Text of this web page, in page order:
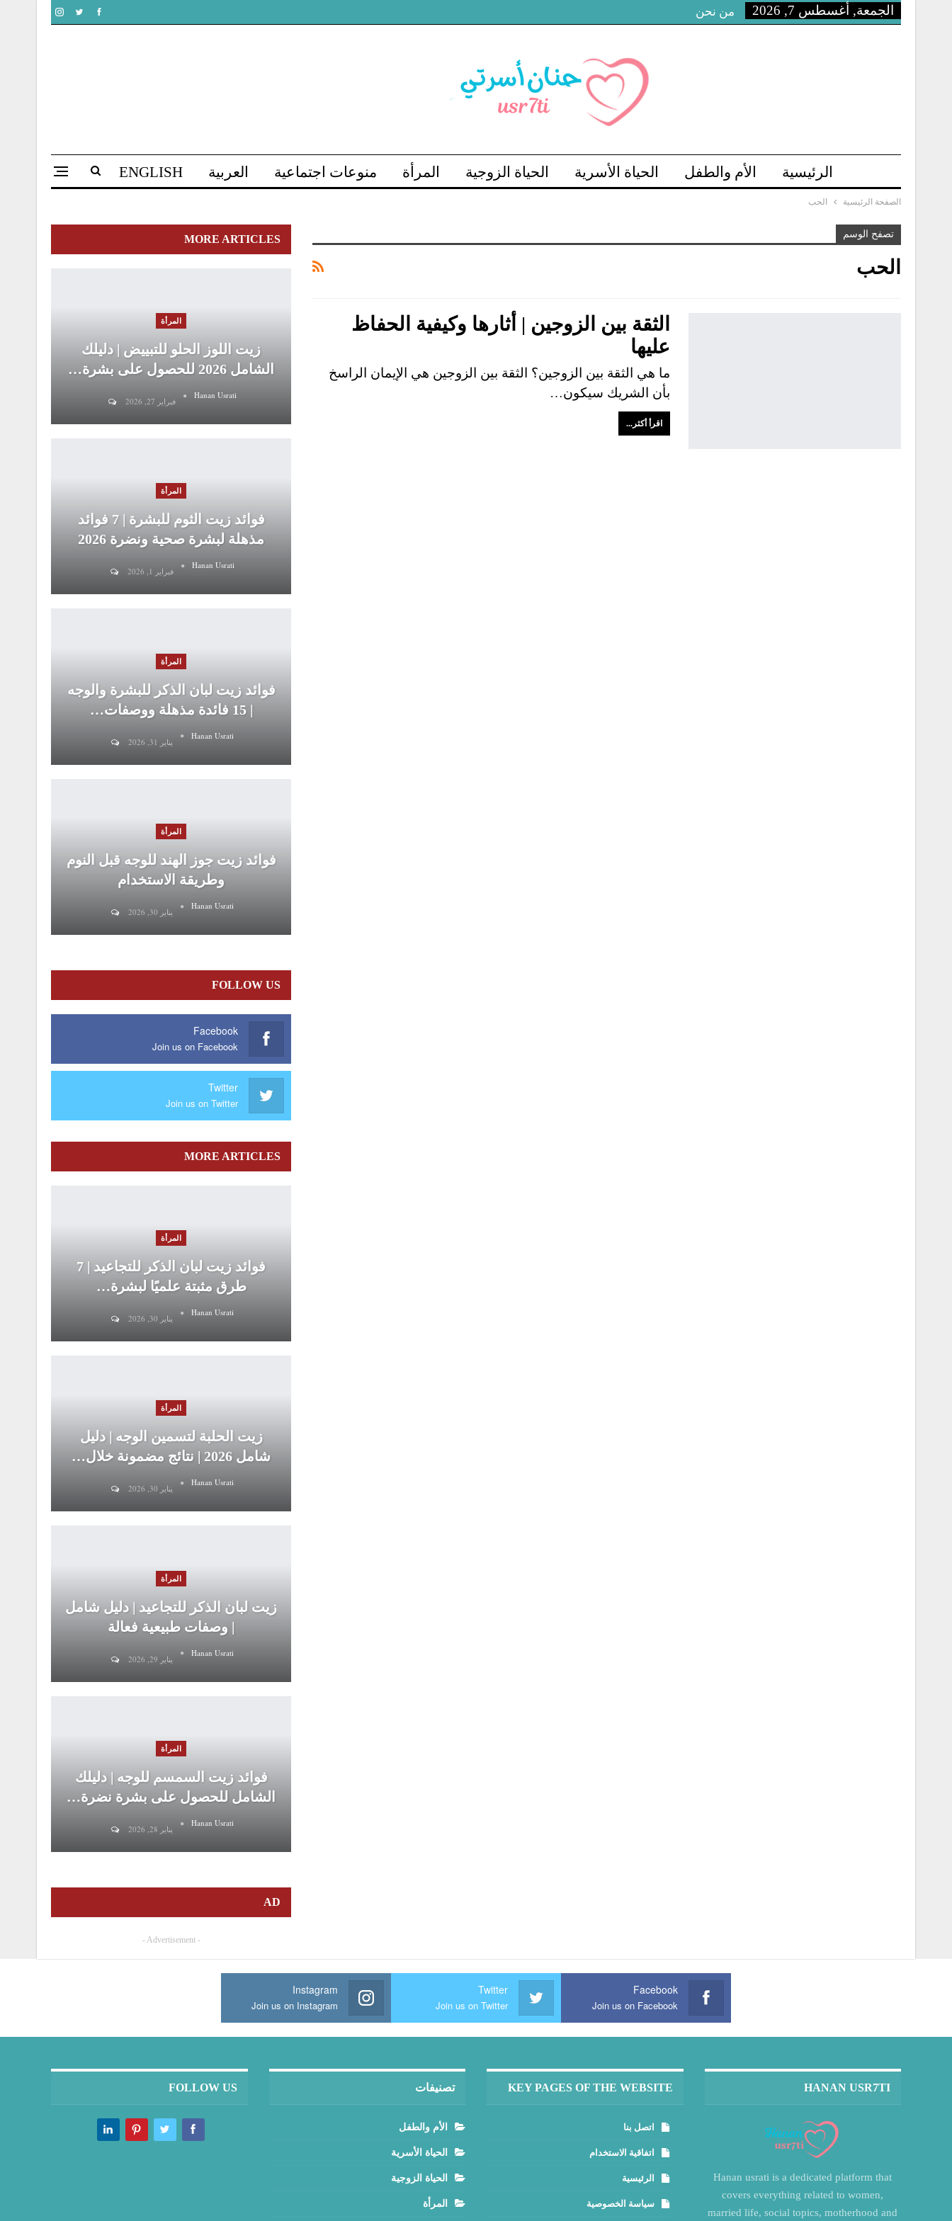
الجمعة, أغسطس 7, 2026 من نحن
الرئيسية الأم والطفل الحياة الأسرية الحياة الزوجية المرأة منوعات اجتماعية العربية ENGLISH
الصفحة الرئيسية الحب
تصفح الوسم
الحب
الثقة بين الزوجين | أثارها وكيفية الحفاظ
عليها
ما هي الثقة بين الزوجين؟ الثقة بين الزوجين هي الإيمان الراسخ
بأن الشريك سيكون…
اقرأ أكثر...
MORE ARTICLES
المرأة
زيت اللوز الحلو للتبييض | دليلك
الشامل 2026 للحصول على بشرة…
Hanan Usrati
فبراير 27, 2026
المرأة
فوائد زيت الثوم للبشرة | 7 فوائد
مذهلة لبشرة صحية ونضرة 2026
Hanan Usrati
فبراير 1, 2026
المرأة
فوائد زيت لبان الذكر للبشرة والوجه
| 15 فائدة مذهلة ووصفات…
Hanan Usrati
يناير 31, 2026
المرأة
فوائد زيت جوز الهند للوجه قبل النوم
وطريقة الاستخدام
Hanan Usrati
يناير 30, 2026
FOLLOW US
Facebook
Join us on Facebook
Twitter
Join us on Twitter
MORE ARTICLES
المرأة
فوائد زيت لبان الذكر للتجاعيد | 7
طرق مثبتة علميًا لبشرة…
Hanan Usrati
يناير 30, 2026
المرأة
زيت الحلبة لتسمين الوجه | دليل
شامل 2026 | نتائج مضمونة خلال…
Hanan Usrati
يناير 30, 2026
المرأة
زيت لبان الذكر للتجاعيد | دليل شامل
| وصفات طبيعية فعالة
Hanan Usrati
يناير 29, 2026
المرأة
فوائد زيت السمسم للوجه | دليلك
الشامل للحصول على بشرة نضرة…
Hanan Usrati
يناير 28, 2026
AD
- Advertisement -
Facebook
Join us on Facebook
Twitter
Join us on Twitter
Instagram
Join us on Instagram
HANAN USR7TI
Hanan usrati is a dedicated platform that
covers everything related to women,
married life, social topics, motherhood and
KEY PAGES OF THE WEBSITE
اتصل بنا
اتفاقية الاستخدام
الرئيسية
سياسة الخصوصية
تصنيفات
الأم والطفل
الحياة الأسرية
الحياة الزوجية
المرأة
FOLLOW US